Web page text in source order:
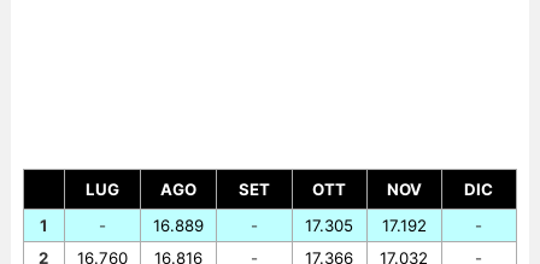
LUG AGO SET OTT NOV
DIC
1
2
-
16.760
16.889
16.816
-
-
17.305
17.366
17.192
17.032
-
-